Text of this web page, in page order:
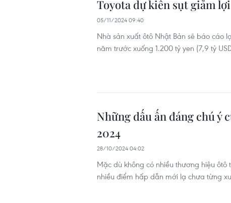
Toyota dự kiến sụt giảm
05/11/2024 09:40
Nhà sản xuất ôtô Nhật Bản sẽ báo cáo
năm trước xuống 1.200 tỷ yen (7,9 tỷ
Những dấu ấn đáng chú ý
2024
28/10/2024 04:02
Mặc dù không có nhiều thương hiệu
nhiều điểm hấp dẫn mới lạ chưa từng